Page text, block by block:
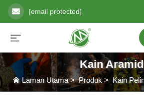
[email protected]
Kain Aramid
Laman Utama>Produk> Kain